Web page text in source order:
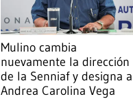
Mulino cambia
nuevamente la dirección
de la Senniaf y designa a
Andrea Carolina Vega